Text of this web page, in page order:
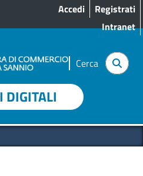
Menu profilo utente
Accedi
Registrati
Intranet
Cerca
DIGITALI